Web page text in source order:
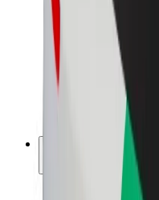
Výdělky kurýra
Partneři Bolt Food